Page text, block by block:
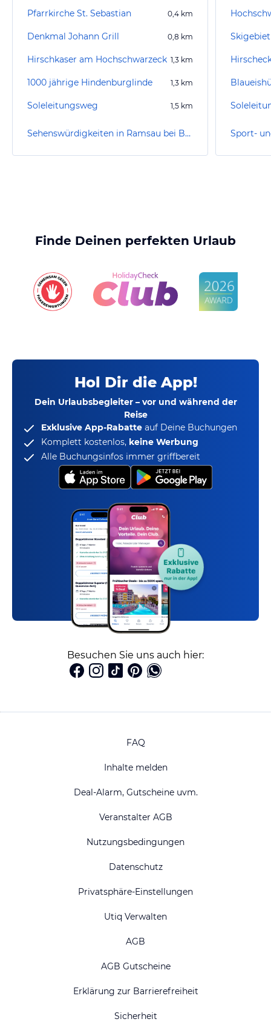
Pfarrkirche St. Sebastian 0,4 km
Denkmal Johann Grill 0,8 km
Hirschkaser am Hochschwarzeck 1,3 km
1000 jährige Hindenburglinde 1,3 km
Soleleitungsweg 1,5 km
Sehenswürdigkeiten in Ramsau bei Berchtesgaden
Finde Deinen perfekten Urlaub
Hol Dir die App!
Dein Urlaubsbegleiter – vor und während der
Reise
Exklusive App-Rabatte auf Deine Buchungen
Komplett kostenlos, keine Werbung
Alle Buchungsinfos immer griffbereit
Besuchen Sie uns auch hier:
FAQ
Inhalte melden
Deal-Alarm, Gutscheine uvm.
Veranstalter AGB
Nutzungsbedingungen
Datenschutz
Privatsphäre-Einstellungen
Utiq Verwalten
AGB
AGB Gutscheine
Erklärung zur Barrierefreiheit
Sicherheit